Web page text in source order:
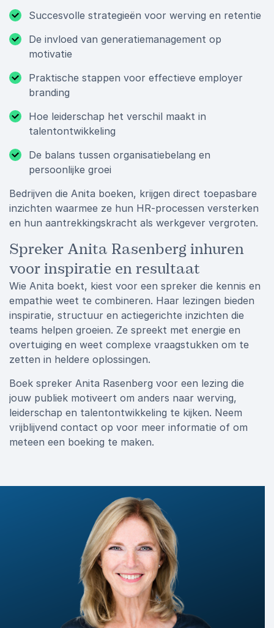
Succesvolle strategieën voor werving en retentie
De invloed van generatiemanagement op
motivatie
Praktische stappen voor effectieve employer
branding
Hoe leiderschap het verschil maakt in
talentontwikkeling
De balans tussen organisatiebelang en
persoonlijke groei
Bedrijven die Anita boeken, krijgen direct toepasbare
inzichten waarmee ze hun HR-processen versterken
en hun aantrekkingskracht als werkgever vergroten.
Spreker Anita Rasenberg inhuren
voor inspiratie en resultaat
Wie Anita boekt, kiest voor een spreker die kennis en
empathie weet te combineren. Haar lezingen bieden
inspiratie, structuur en actiegerichte inzichten die
teams helpen groeien. Ze spreekt met energie en
overtuiging en weet complexe vraagstukken om te
zetten in heldere oplossingen.
Boek spreker Anita Rasenberg voor een lezing die
jouw publiek motiveert om anders naar werving,
leiderschap en talentontwikkeling te kijken. Neem
vrijblijvend contact op voor meer informatie of om
meteen een boeking te maken.